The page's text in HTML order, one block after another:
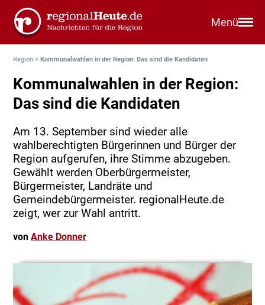
Menü
Region >Kommunalwahlen in der Region: Das sind die Kandidaten
Kommunalwahlen in der Region:
Das sind die Kandidaten
Am 13. September sind wieder alle
wahlberechtigten Bürgerinnen und Bürger der
Region aufgerufen, ihre Stimme abzugeben.
Gewählt werden Oberbürgermeister,
Bürgermeister, Landräte und
Gemeindebürgermeister. regionalHeute.de
zeigt, wer zur Wahl antritt.
vonAnke Donner